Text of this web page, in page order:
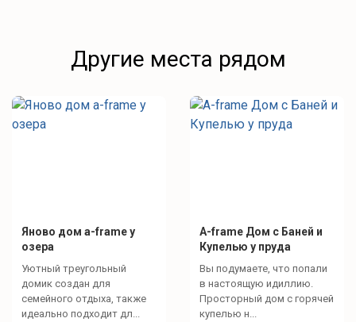
Другие места рядом
Яново дом а-frame у
озера
Уютный треугольный
домик создан для
семейного отдыха, также
идеально подходит дл...
A-frame Дом с Баней и
Купелью у пруда
Вы подумаете, что попали
в настоящую идиллию.
Просторный дом с горячей
купелью н...